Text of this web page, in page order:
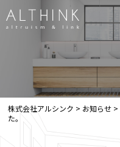
株式会社アルシンク > お知らせ >
た。